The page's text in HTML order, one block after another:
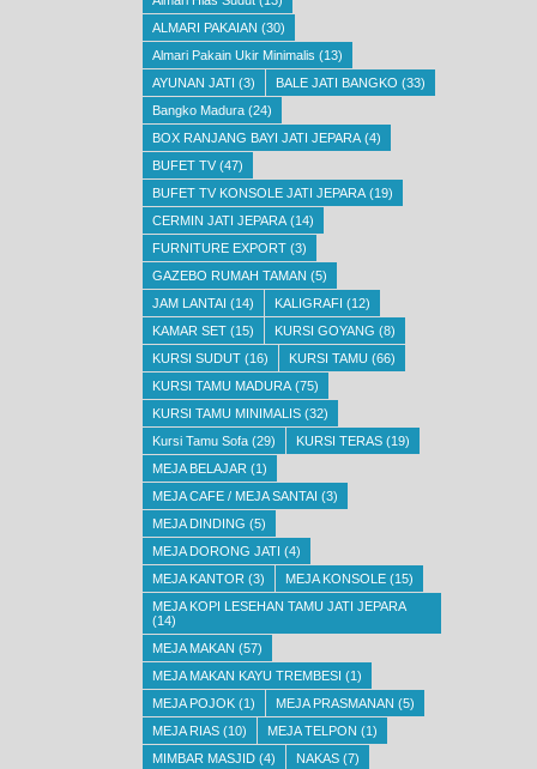
ALMARI PAKAIAN (30)
Almari Pakain Ukir Minimalis (13)
AYUNAN JATI (3) BALE JATI BANGKO (33)
Bangko Madura (24)
BOX RANJANG BAYI JATI JEPARA (4)
BUFET TV (47)
BUFET TV KONSOLE JATI JEPARA (19)
CERMIN JATI JEPARA (14)
FURNITURE EXPORT (3)
GAZEBO RUMAH TAMAN (5)
JAM LANTAI (14) KALIGRAFI (12)
KAMAR SET (15) KURSI GOYANG (8)
KURSI SUDUT (16) KURSI TAMU (66)
KURSI TAMU MADURA (75)
KURSI TAMU MINIMALIS (32)
Kursi Tamu Sofa (29) KURSI TERAS (19)
MEJA BELAJAR (1)
MEJA CAFE / MEJA SANTAI (3)
MEJA DINDING (5)
MEJA DORONG JATI (4)
MEJA KANTOR (3) MEJA KONSOLE (15)
MEJA KOPI LESEHAN TAMU JATI JEPARA
(14)
MEJA MAKAN (57)
MEJA MAKAN KAYU TREMBESI (1)
MEJA POJOK (1) MEJA PRASMANAN (5)
MEJA RIAS (10) MEJA TELPON (1)
MIMBAR MASJID (4) NAKAS (7)